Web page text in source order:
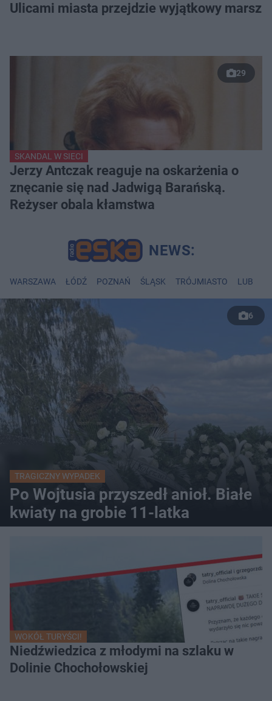
Ulicami miasta przejdzie wyjątkowy marsz
29
SKANDAL W SIECI
Jerzy Antczak reaguje na oskarżenia o
znęcanie się nad Jadwigą Barańską.
Reżyser obala kłamstwa
WARSZAWA ŁÓDŹ POZNAŃ ŚLĄSK TRÓJMIASTO LUBLIN
6
TRAGICZNY WYPADEK
Po Wojtusia przyszedł anioł. Białe
kwiaty na grobie 11-latka
WOKÓŁ TURYŚCI!
Niedźwiedzica z młodymi na szlaku w
Dolinie Chochołowskiej